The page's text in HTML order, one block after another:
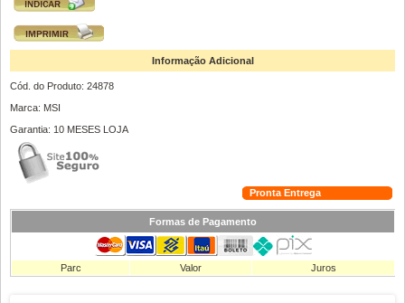
Informação Adicional
Cód. do Produto: 24878
Marca: MSI
Garantia: 10 MESES LOJA
Pronta Entrega
Formas de Pagamento
Parc Valor Juros